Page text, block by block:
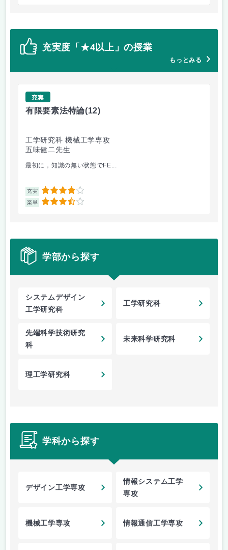
充実度「★4以上」の授業
もっとみる
充実
有限要素法特論(12)
工学研究科 機械工学専攻
五味健二先生
最初に，知識の無い状態でFE...
充実 4
楽単 3.5
学部から探す
システムデザイン
工学研究科
工学研究科
先端科学技術研究
科
未来科学研究科
理工学研究科
学科から探す
デザイン工学専攻
情報システム工学
専攻
機械工学専攻 情報通信工学専攻